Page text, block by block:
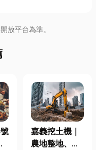
放平台為準。
嘉義挖土機｜
農地整地、基